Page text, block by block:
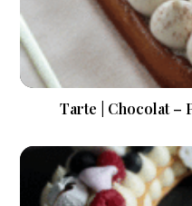
Tarte | Chocolat –